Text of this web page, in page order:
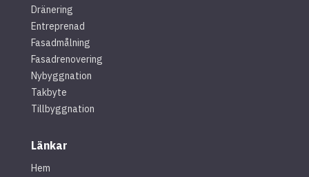
Dränering
Entreprenad
Fasadmålning
Fasadrenovering
Nybyggnation
Takbyte
Tillbyggnation
Länkar
Hem